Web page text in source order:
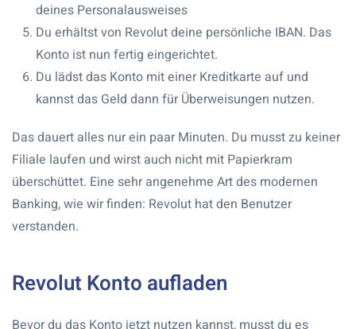
deines Personalausweises
Du erhältst von Revolut deine persönliche IBAN. Das
Konto ist nun fertig eingerichtet.
Du lädst das Konto mit einer Kreditkarte auf und
kannst das Geld dann für Überweisungen nutzen.
Das dauert alles nur ein paar Minuten. Du musst zu keiner
Filiale laufen und wirst auch nicht mit Papierkram
überschüttet. Eine sehr angenehme Art des modernen
Banking, wie wir finden: Revolut hat den Benutzer
verstanden.
Revolut Konto aufladen
Bevor du das Konto jetzt nutzen kannst, musst du es